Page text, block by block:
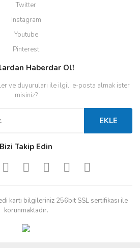
Twitter
Instagram
Youtube
Pinterest
Haberdar Ol!
ve duyuruları ile ilgili e-posta almak ister
misiniz?
EKLE
Bizi Takip Edin
kartı bilgileriniz 256bit SSL sertifikası ile
korunmaktadır.